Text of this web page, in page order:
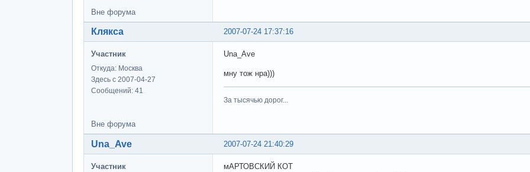
Вне форума
2007-07-24 17:37:16
Клякса
Участник
Откуда: Москва
Здесь с 2007-04-27
Сообщений: 41
Una_Ave
мну тож нра)))
За тысячью дорог...
Вне форума
2007-07-24 21:40:29
Una_Ave
Участник
мАРТОВСКИЙ КОТ